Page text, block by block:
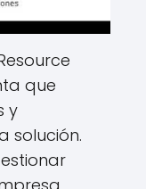
que
y
solución.